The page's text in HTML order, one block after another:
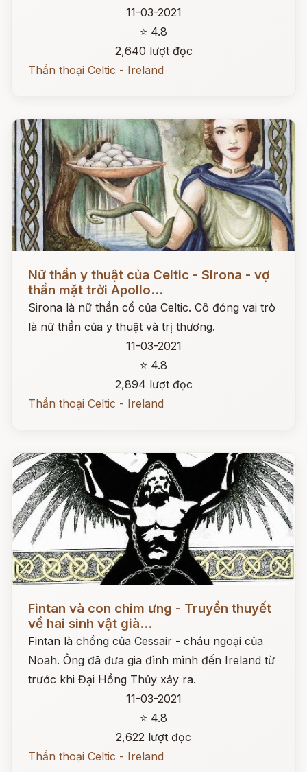
11-03-2021
⭐ 4.8
2,640 lượt đọc
Thần thoại Celtic - Ireland
Nữ thần y thuật của Celtic - Sirona - vợ
thần mặt trời Apollo...
Sirona là nữ thần cổ của Celtic. Cô đóng vai trò
là nữ thần của y thuật và trị thương.
11-03-2021
⭐ 4.8
2,894 lượt đọc
Thần thoại Celtic - Ireland
Fintan và con chim ưng - Truyền thuyết
về hai sinh vật già...
Fintan là chồng của Cessair - cháu ngoại của
Noah. Ông đã đưa gia đình mình đến Ireland từ
trước khi Đại Hồng Thủy xảy ra.
11-03-2021
⭐ 4.8
2,622 lượt đọc
Thần thoại Celtic - Ireland